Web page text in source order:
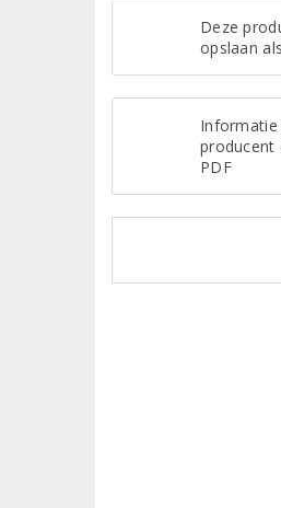
Deze
opslaan
Informatie
producent
PDF